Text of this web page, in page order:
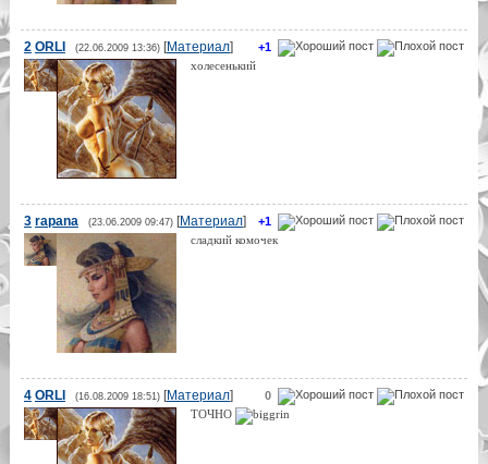
+1
2 ORLI (22.06.2009 13:36)[Материал]
холесенький
+1
3 rapana (23.06.2009 09:47)[Материал]
сладкий комочек
0
4 ORLI (16.08.2009 18:51)[Материал]
ТОЧНО